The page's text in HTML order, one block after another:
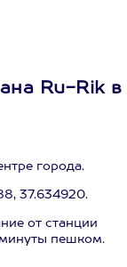
Ru-Rik в
города.
37.634920.
от станции
пешком.